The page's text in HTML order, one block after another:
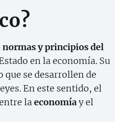
normas y principios del
en la economía. Su
se desarrollen de
En este sentido, el
la economíay el